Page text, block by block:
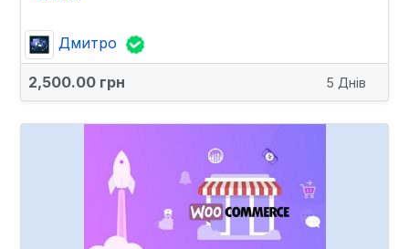
Дмитро
2,500.00 грн 5 Днів